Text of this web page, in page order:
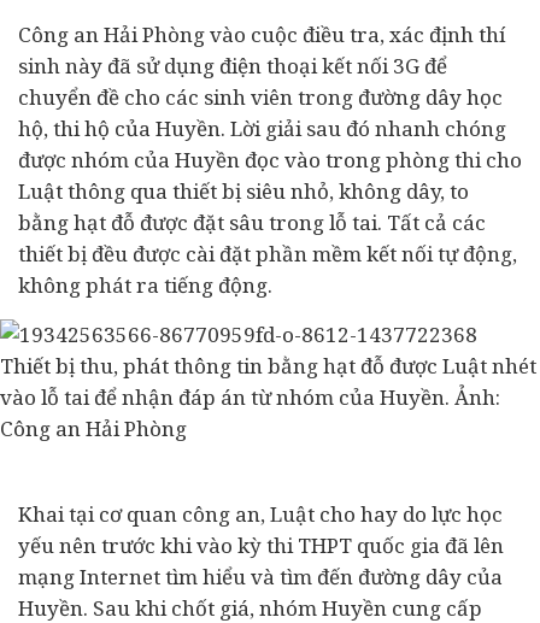
Công an Hải Phòng vào cuộc điều tra, xác định thí
sinh này đã sử dụng điện thoại kết nối 3G để
chuyển đề cho các sinh viên trong đường dây học
hộ, thi hộ của Huyền. Lời giải sau đó nhanh chóng
được nhóm của Huyền đọc vào trong phòng thi cho
Luật thông qua thiết bị siêu nhỏ, không dây, to
bằng hạt đỗ được đặt sâu trong lỗ tai. Tất cả các
thiết bị đều được cài đặt phần mềm kết nối tự động,
không phát ra tiếng động.
Thiết bị thu, phát thông tin bằng hạt đỗ được Luật nhét
vào lỗ tai để nhận đáp án từ nhóm của Huyền. Ảnh:
Công an Hải Phòng
Khai tại cơ quan công an, Luật cho hay do lực học
yếu nên trước khi vào kỳ thi THPT quốc gia đã lên
mạng Internet tìm hiểu và tìm đến đường dây của
Huyền. Sau khi chốt giá, nhóm Huyền cung cấp